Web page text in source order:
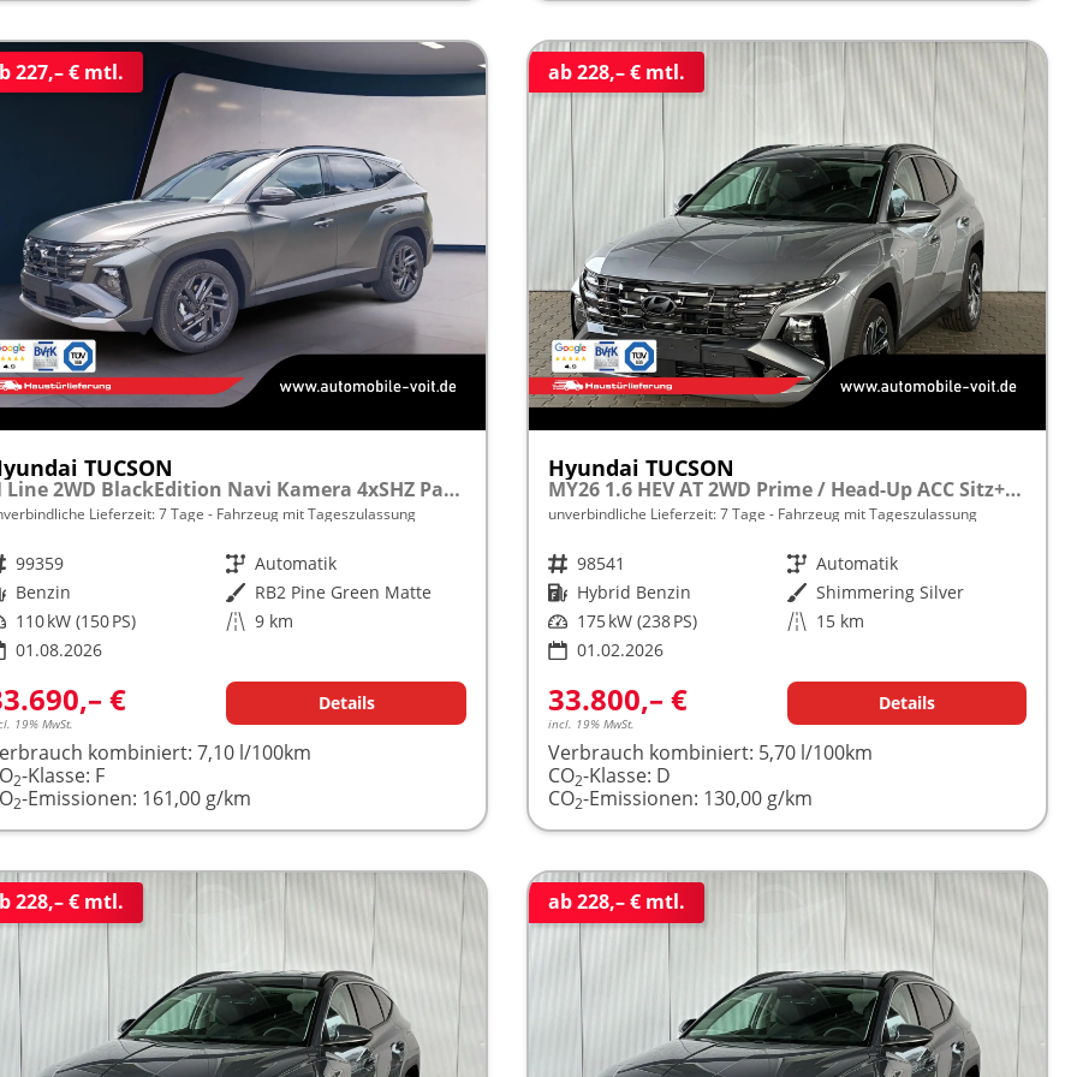
227,– € mtl.
TUCSON
N Line 2WD BlackEdition Navi Kamera 4xSHZ Pano ACC
Lieferzeit:7 Tage Fahrzeug mit Tageszulassung
99359 Getriebe Automatik
Benzin Außenfarbe RB2 Pine Green Matte
110 kW (150 PS) Kilometerstand 9 km
01.08.2026
€
19% MwSt.
Details
kombiniert:7,10 l/100km
2-Klasse: F
2-Emissionen: 161,00 g/km
ab 228,– € mtl.
Hyundai TUCSON
MY26 1.6 HEV AT 2WD Prime / Head-Up ACC Sitz+Lenkradheiz. Krell E-Klappe Matrix LED Alu 19''
unverbindliche Lieferzeit:7 Tage Fahrzeug mit Tageszulassung
Fahrzeugnr. 98541 Getriebe Automatik
Kraftstoff Hybrid Benzin Außenfarbe Shimmering Silver
Leistung 175 kW (238 PS) Kilometerstand 15 km
01.02.2026
33.800,– €
incl. 19% MwSt.
Details
Verbrauch kombiniert: 5,70 l/100km
CO2-Klasse: D
CO2-Emissionen: 130,00 g/km
228,– € mtl. ab 228,– € mtl.